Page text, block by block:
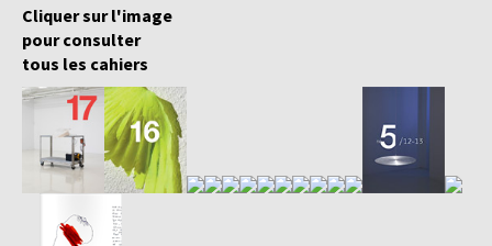
Cliquer sur l'image
pour consulter
tous les cahiers